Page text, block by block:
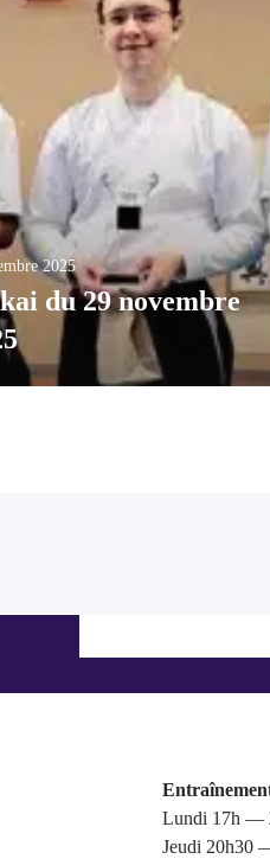
2025
du 29 novembre
Lundi 17h —
Jeudi 20h30